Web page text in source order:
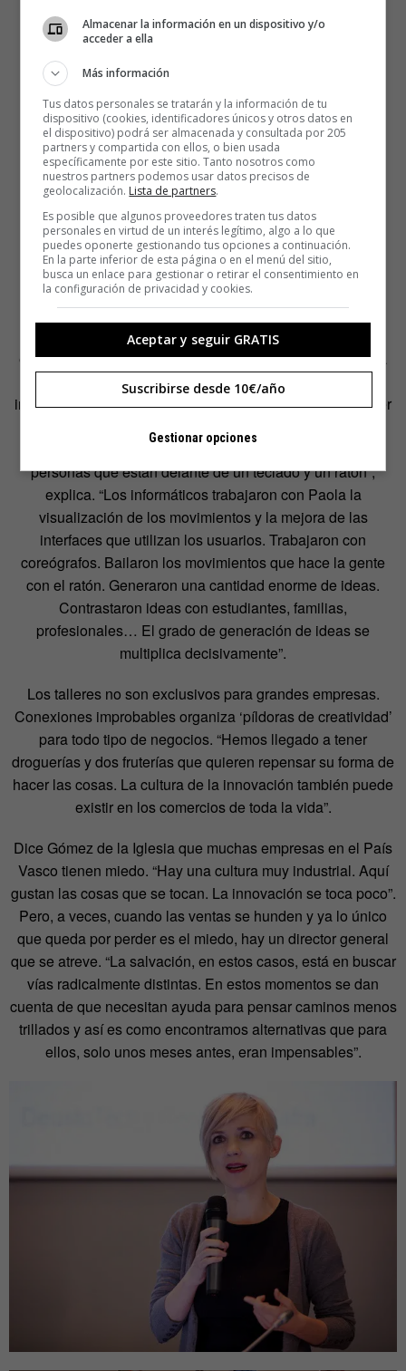
Pongamos un ejemplo.Paola Tognazzi, una artista
multimedia que trabaja el movimiento mediante la danza,
entró un día en la empresa de software i68. En la plantilla
abundan perfiles de empresariales, ingenieros e
informáticos. Durante un tiempo mezclaron su forma de ver
misión de la bailarina era “mejorar la experiencia de las
personas que están delante de un teclado y un ratón”,
explica. “Los informáticos trabajaron con Paola la
visualización de los movimientos y la mejora de las
interfaces que utilizan los usuarios. Trabajaron con
coreógrafos. Bailaron los movimientos que hace la gente
con el ratón. Generaron una cantidad enorme de ideas.
Contrastaron ideas con estudiantes, familias,
profesionales… El grado de generación de ideas se
multiplica decisivamente”.
Los talleres no son exclusivos para grandes empresas.
Conexiones improbables organiza ‘píldoras de creatividad’
para todo tipo de negocios. “Hemos llegado a tener
droguerías y dos fruterías que quieren repensar su forma de
hacer las cosas. La cultura de la innovación también puede
existir en los comercios de toda la vida”.
Dice Gómez de la Iglesia que muchas empresas en el País
Vasco tienen miedo. “Hay una cultura muy industrial. Aquí
gustan las cosas que se tocan. La innovación se toca poco”.
Pero, a veces, cuando las ventas se hunden y ya lo único
que queda por perder es el miedo, hay un director general
que se atreve. “La salvación, en estos casos, está en buscar
vías radicalmente distintas. En estos momentos se dan
cuenta de que necesitan ayuda para pensar caminos menos
trillados y así es como encontramos alternativas que para
ellos, solo unos meses antes, eran impensables”.
Almacenar la información en un dispositivo y/o
acceder a ella
Más información
Tus datos personales se tratarán y la información de tu
dispositivo (cookies, identificadores únicos y otros datos en
el dispositivo) podrá ser almacenada y consultada por 205
partners y compartida con ellos, o bien usada
específicamente por este sitio. Tanto nosotros como
nuestros partners podemos usar datos precisos de
geolocalización. Lista de partners.
Es posible que algunos proveedores traten tus datos
personales en virtud de un interés legítimo, algo a lo que
puedes oponerte gestionando tus opciones a continuación.
En la parte inferior de esta página o en el menú del sitio,
busca un enlace para gestionar o retirar el consentimiento en
la configuración de privacidad y cookies.
Aceptar y seguir GRATIS
Suscribirse desde 10€/año
Gestionar opciones